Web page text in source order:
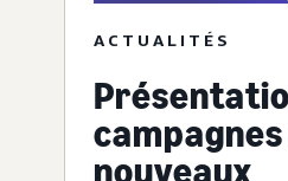
ACTUALITÉS
nouveaux